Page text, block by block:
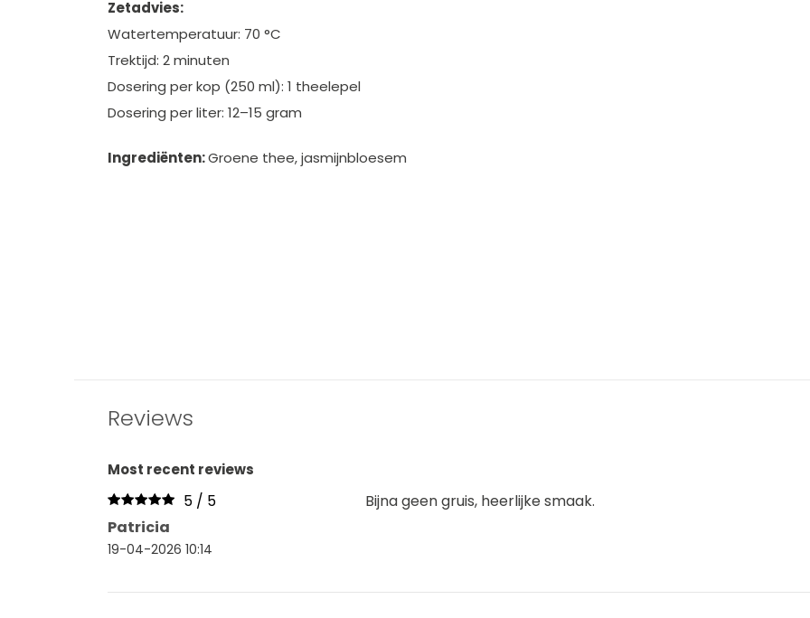
Zetadvies:
Watertemperatuur: 70 °C
Trektijd: 2 minuten
Dosering per kop (250 ml): 1 theelepel
Dosering per liter: 12–15 gram
Ingrediënten:Groene thee, jasmijnbloesem
Reviews
Most recent reviews
5 / 5
Patricia
19-04-2026 10:14
Bijna geen gruis, heerlijke smaak.